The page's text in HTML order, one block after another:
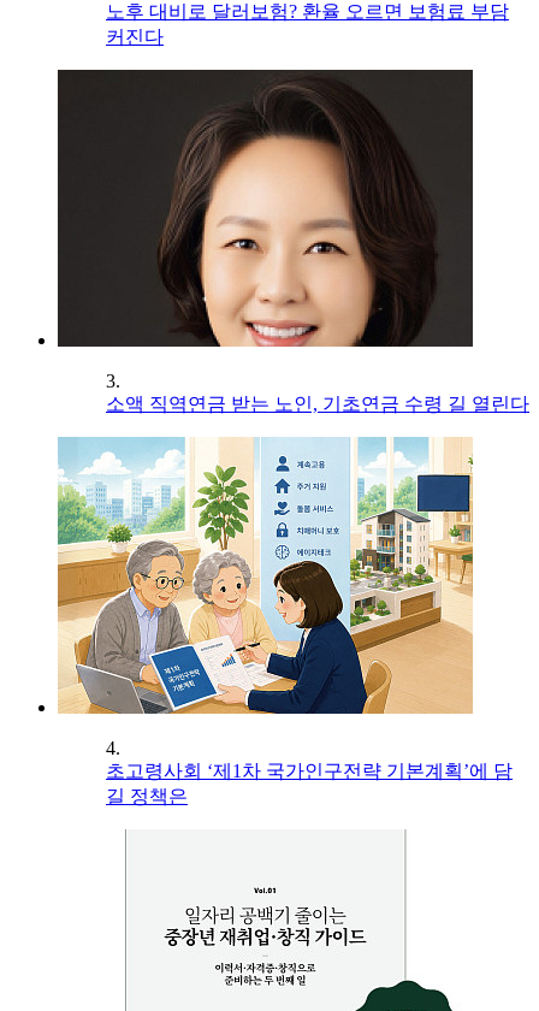
노후 대비로 달러보험? 환율 오르면 보험료 부담
커진다
3.
소액 직역연금 받는 노인, 기초연금 수령 길 열린다
4.
초고령사회 ‘제1차 국가인구전략 기본계획’에 담
길 정책은